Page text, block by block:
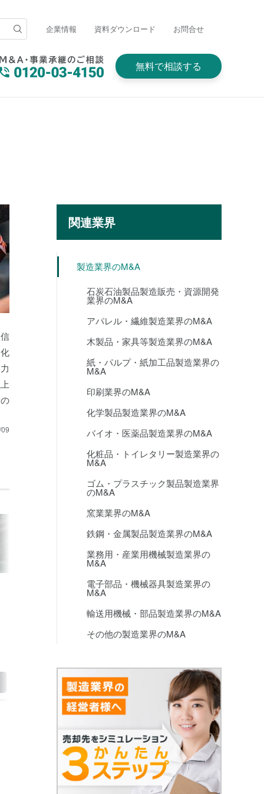
企業情報 資料ダウンロード お問合せ
無料で相談する
・BCPへの対応ができている ・仕入れ
くわしく見る
各種照明の設計
非公開
今後の更なる発展
・商品群の多さ ・設
関連業界
製造業界のM&A
石炭石油製品製造販売・資源開発
業界のM&A
アパレル・繊維製造業界のM&A
木製品・家具等製造業界のM&A
紙・パルプ・紙加工品製造業界の
M&A
印刷業界のM&A
化学製品製造業界のM&A
バイオ・医薬品製造業界のM&A
化粧品・トイレタリー製造業界の
M&A
ゴム・プラスチック製品製造業界
のM&A
窯業業界のM&A
鉄鋼・金属製品製造業界のM&A
業務用・産業用機械製造業界の
M&A
電子部品・機械器具製造業界の
M&A
輸送用機械・部品製造業界のM&A
その他の製造業界のM&A